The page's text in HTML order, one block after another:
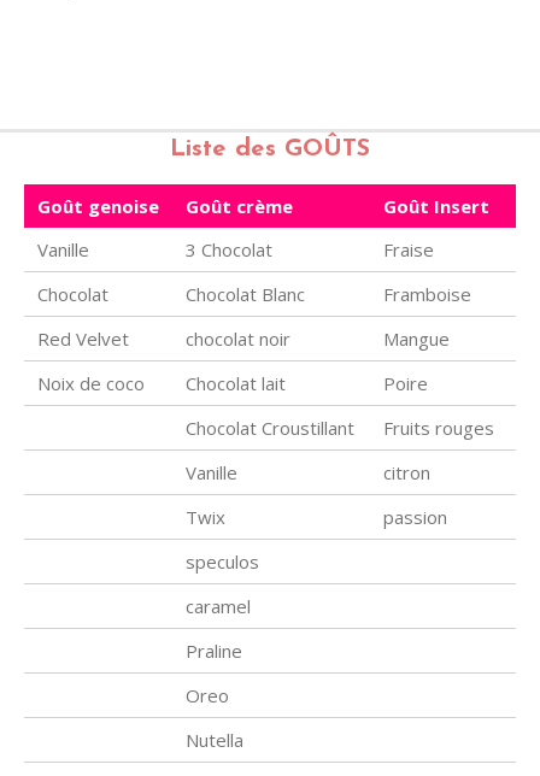
Liste des GOÛTS
Goût genoise Goût crème
Goût Insert
Vanille
3 Chocolat
Fraise
Chocolat
Chocolat Blanc
Framboise
Red Velvet
chocolat noir
Mangue
Noix de coco
Chocolat lait
Poire
Chocolat Croustillant
Fruits rouges
Vanille
citron
Twix
passion
speculos
caramel
Praline
Oreo
Nutella